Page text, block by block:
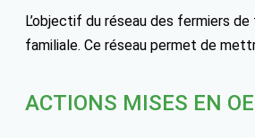
L’objectif du réseau des fermiers
familiale. Ce réseau permet de
ACTIONS MISES EN